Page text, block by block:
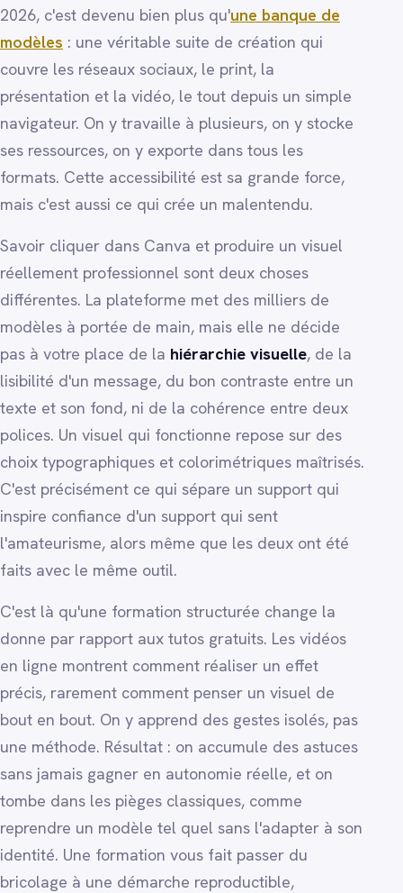
2026, c'est devenu bien plus qu'une banque de
modèles : une véritable suite de création qui
couvre les réseaux sociaux, le print, la
présentation et la vidéo, le tout depuis un simple
navigateur. On y travaille à plusieurs, on y stocke
ses ressources, on y exporte dans tous les
formats. Cette accessibilité est sa grande force,
mais c'est aussi ce qui crée un malentendu.
Savoir cliquer dans Canva et produire un visuel
réellement professionnel sont deux choses
différentes. La plateforme met des milliers de
modèles à portée de main, mais elle ne décide
pas à votre place de la hiérarchie visuelle, de la
lisibilité d'un message, du bon contraste entre un
texte et son fond, ni de la cohérence entre deux
polices. Un visuel qui fonctionne repose sur des
choix typographiques et colorimétriques maîtrisés.
C'est précisément ce qui sépare un support qui
inspire confiance d'un support qui sent
l'amateurisme, alors même que les deux ont été
faits avec le même outil.
C'est là qu'une formation structurée change la
donne par rapport aux tutos gratuits. Les vidéos
en ligne montrent comment réaliser un effet
précis, rarement comment penser un visuel de
bout en bout. On y apprend des gestes isolés, pas
une méthode. Résultat : on accumule des astuces
sans jamais gagner en autonomie réelle, et on
tombe dans les pièges classiques, comme
reprendre un modèle tel quel sans l'adapter à son
identité. Une formation vous fait passer du
bricolage à une démarche reproductible,